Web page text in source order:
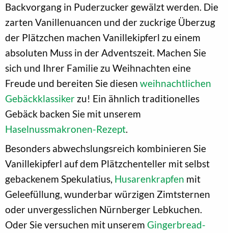
Backvorgang in Puderzucker gewälzt werden. Die
zarten Vanillenuancen und der zuckrige Überzug
der Plätzchen machen Vanillekipferl zu einem
absoluten Muss in der Adventszeit. Machen Sie
sich und Ihrer Familie zu Weihnachten eine
Freude und bereiten Sie diesen weihnachtlichen
Gebäckklassiker zu! Ein ähnlich traditionelles
Gebäck backen Sie mit unserem
Haselnussmakronen-Rezept.
Besonders abwechslungsreich kombinieren Sie
Vanillekipferl auf dem Plätzchenteller mit selbst
gebackenem Spekulatius, Husarenkrapfen mit
Geleefüllung, wunderbar würzigen Zimtsternen
oder unvergesslichen Nürnberger Lebkuchen.
Oder Sie versuchen mit unserem Gingerbread-